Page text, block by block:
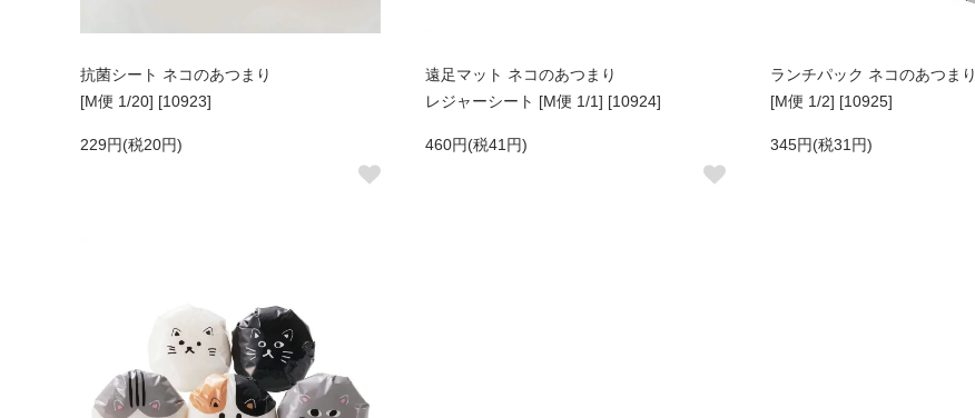
抗菌シート ネコのあつまり
[M便 1/20] [10923]
229円(税20円)
遠足マット ネコのあつまり
レジャーシート [M便 1/1] [10924]
460円(税41円)
ランチパック ネコのあつまり
[M便 1/2] [10925]
345円(税31円)